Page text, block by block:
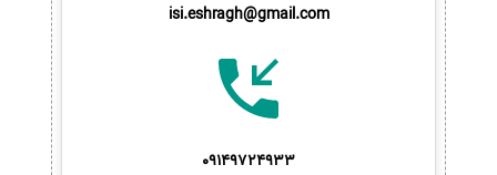
isi.eshragh@gmail.com
09149724933